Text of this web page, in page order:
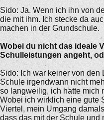
Sido: Ja. Wenn ich ihn von
die mit ihm. Ich stecke da
machen in der Grundschule.
Wobei du nicht das ideale
Schulleistungen angeht,
Sido: Ich war keiner von den
Schule irgendwann nicht
so langweilig, ich hatte mich
Wobei ich wirklich eine gute
Viertel, mein Umgang
dass das mit der Schule und